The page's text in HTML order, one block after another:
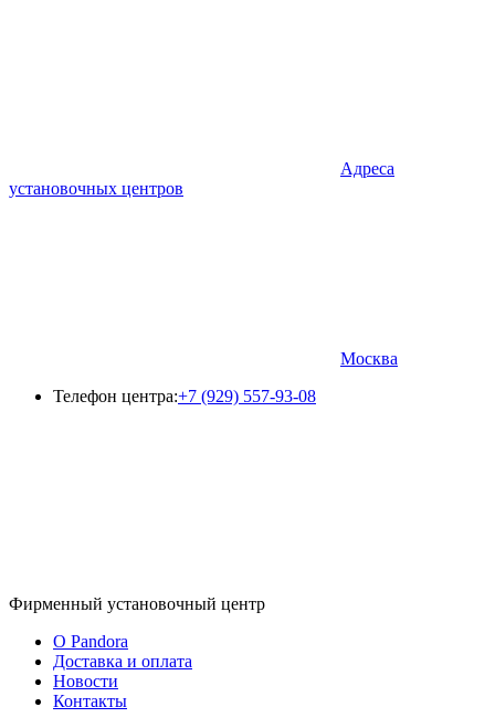
Адреса
установочных центров
Москва
Телефон центра:+7 (929) 557-93-08
Фирменный установочный центр
O Pandora
Доставка и оплата
Новости
Контакты